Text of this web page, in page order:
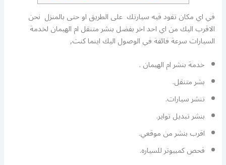
في اي مكان تقود فيه سيارتك على الطريق او حتى بالمنزل نحن
الاقرب اليك من اي احد اخر بفضل بنشر متنقل ام الهيمان لخدمة
السيارات سرعة فائقة في الوصول اليك اينما كنت,
خدمة بنشر ام الهيمان .
بشر متنقل.
تنشر سيارات.
بنشر تبديل تواير.
اقرب بنشر من موقعي.
فحص كمبيوتر للسياره.